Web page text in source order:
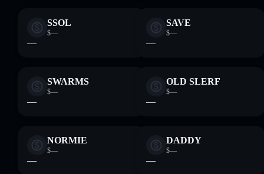
SSOL
$—
—
SAVE
$—
—
SWARMS
$—
—
OLD SLERF
$—
—
NORMIE
$—
—
DADDY
$—
—